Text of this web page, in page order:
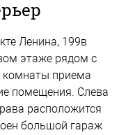
Ленина, 199в
этаже рядом с
комнаты приема
помещения. Слева
расположится
большой гараж